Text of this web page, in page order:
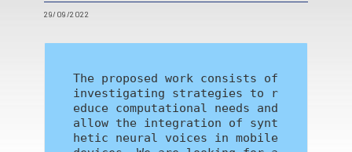
29/09/2022
The proposed work consists of
investigating strategies to r
educe computational needs and
allow the integration of synt
hetic neural voices in mobile